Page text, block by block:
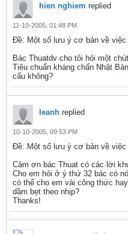
hien nghiem replied
11-10-2005, 01:48 PM
Ðề: Một số lưu ý cơ bản về
Bác Thuatdv cho tôi hỏi một
Tiêu chuẩn kháng chấn Nhật
cấu không?
leanh replied
10-10-2005, 09:53 PM
Ðề: Một số lưu ý cơ bản về
Cảm ơn bác Thuat có các lời
Cho em hỏi ở ý thứ 32 bác có
có thể cho em vài công thức
dầm bẹt theo nhịp?
Thanks!